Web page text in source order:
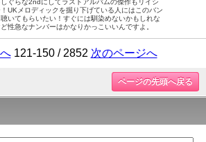
しぐらな2ndにしてラストアルバムの傑作もリイシ
！UKメロディックを掘り下げている人にはこのバン
聴いてもらいたい！すぐには馴染めないかもしれな
性急なナンバーはかなりかっこいいんですよ。
121-150 / 2852 次のページへ
ページの先頭へ戻る